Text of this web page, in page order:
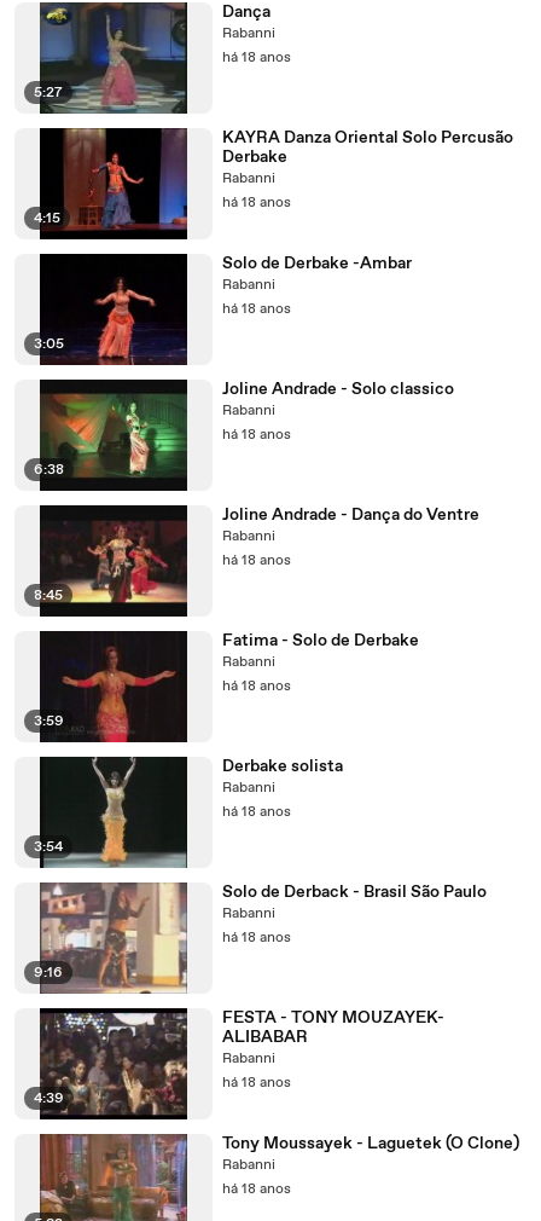
5:27
Dança
Rabanni
há 18 anos
4:15
KAYRA Danza Oriental Solo Percusão
Derbake
Rabanni
há 18 anos
3:05
Solo de Derbake -Ambar
Rabanni
há 18 anos
6:38
Joline Andrade - Solo classico
Rabanni
há 18 anos
8:45
Joline Andrade - Dança do Ventre
Rabanni
há 18 anos
3:59
Fatima - Solo de Derbake
Rabanni
há 18 anos
3:54
Derbake solista
Rabanni
há 18 anos
9:16
Solo de Derback - Brasil São Paulo
Rabanni
há 18 anos
4:39
FESTA - TONY MOUZAYEK-
ALIBABAR
Rabanni
há 18 anos
Tony Moussayek - Laguetek (O Clone)
Rabanni
há 18 anos